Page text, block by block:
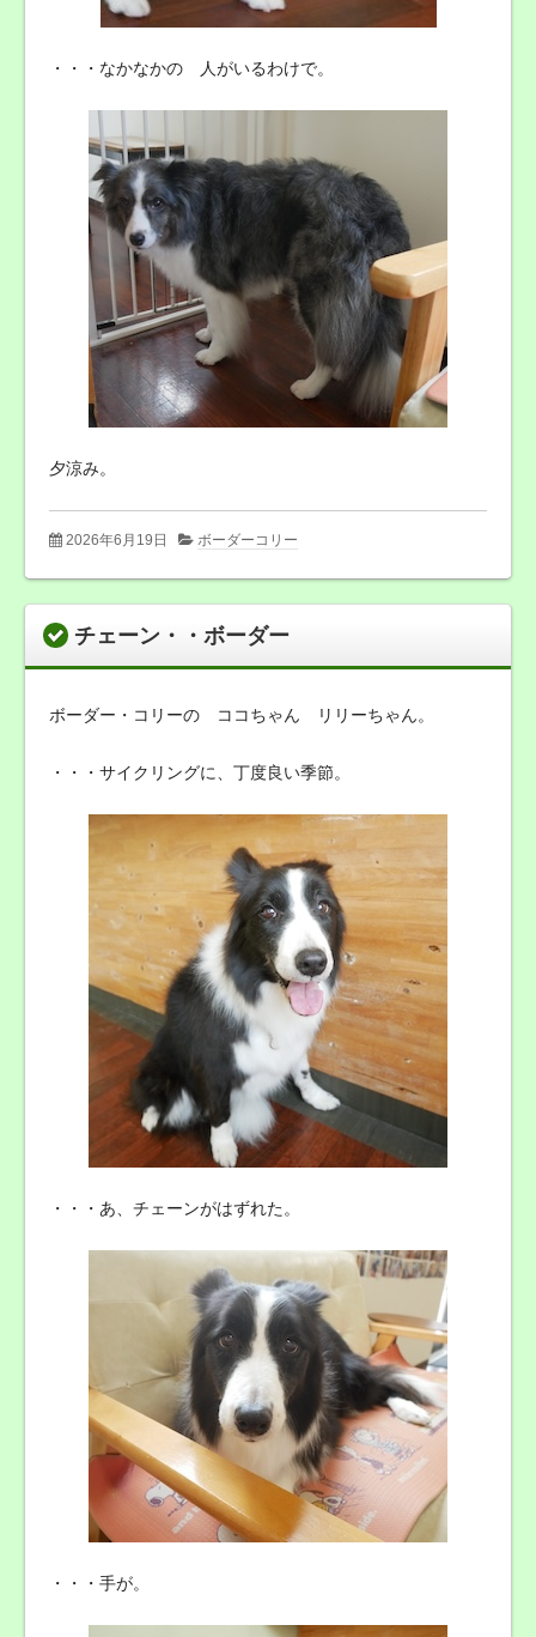
・・・なかなかの 人がいるわけで。
夕涼み。
2026年6月19日 ボーダーコリー
チェーン・・ボーダー
ボーダー・コリーの ココちゃん リリーちゃん。
・・・サイクリングに、丁度良い季節。
・・・あ、チェーンがはずれた。
・・・手が。